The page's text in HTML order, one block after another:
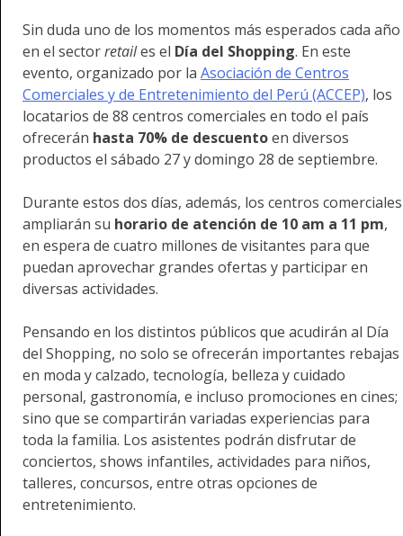
Sin duda uno de los momentos más esperados cada año
en el sectorretailes el Día del Shopping. En este
evento, organizado por la Asociación de Centros
Comerciales y de Entretenimiento del Perú (ACCEP), los
locatarios de 88 centros comerciales en todo el país
ofrecerán hasta 70% de descuentoen diversos
productos el sábado 27 y domingo 28 de septiembre.
Durante estos dos días, además, los centros comerciales
ampliarán su horario de atención de 10 am a 11 pm,
en espera de cuatro millones de visitantes para que
puedan aprovechar grandes ofertas y participar en
diversas actividades.
Pensando en los distintos públicos que acudirán al Día
del Shopping, no solo se ofrecerán importantes rebajas
en moda y calzado, tecnología, belleza y cuidado
personal, gastronomía, e incluso promociones en cines;
sino que se compartirán variadas experiencias para
toda la familia. Los asistentes podrán disfrutar de
conciertos, shows infantiles, actividades para niños,
talleres, concursos, entre otras opciones de
entretenimiento.